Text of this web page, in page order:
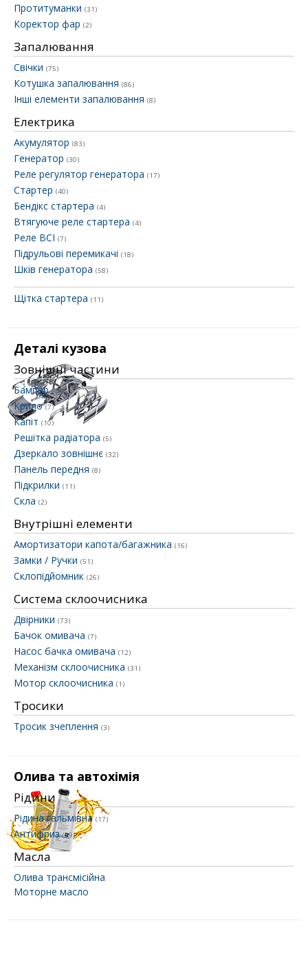
Протитуманки (31)
Коректор фар (2)
Запалювання
Свічки (75)
Котушка запалювання (86)
Інші елементи запалювання (8)
Електрика
Акумулятор (83)
Генератор (30)
Реле регулятор генератора (17)
Стартер (40)
Бендікс стартера (4)
Втягуюче реле стартера (4)
Реле ВСІ (7)
Підрульові перемикачі (18)
Шків генератора (58)
Щітка стартера (11)
Деталі кузова
Зовнішні частини
Бампер(44)
Крило(7)
Капіт (10)
Решітка радіатора (5)
Дзеркало зовнішнє (32)
Панель передня (8)
Підкрилки (11)
Скла (2)
Внутрішні елементи
Амортизатори капота/багажника (16)
Замки / Ручки (51)
Склопідйомник (26)
Система склоочисника
Двірники (73)
Бачок омивача (7)
Насос бачка омивача (12)
Механізм склоочисника (31)
Мотор склоочисника (1)
Тросики
Тросик зчеплення (3)
Олива та автохімія
Рідини
Рідина гальмівна (17)
Антифриз(19)
Масла
Олива трансмісійна
Моторне масло